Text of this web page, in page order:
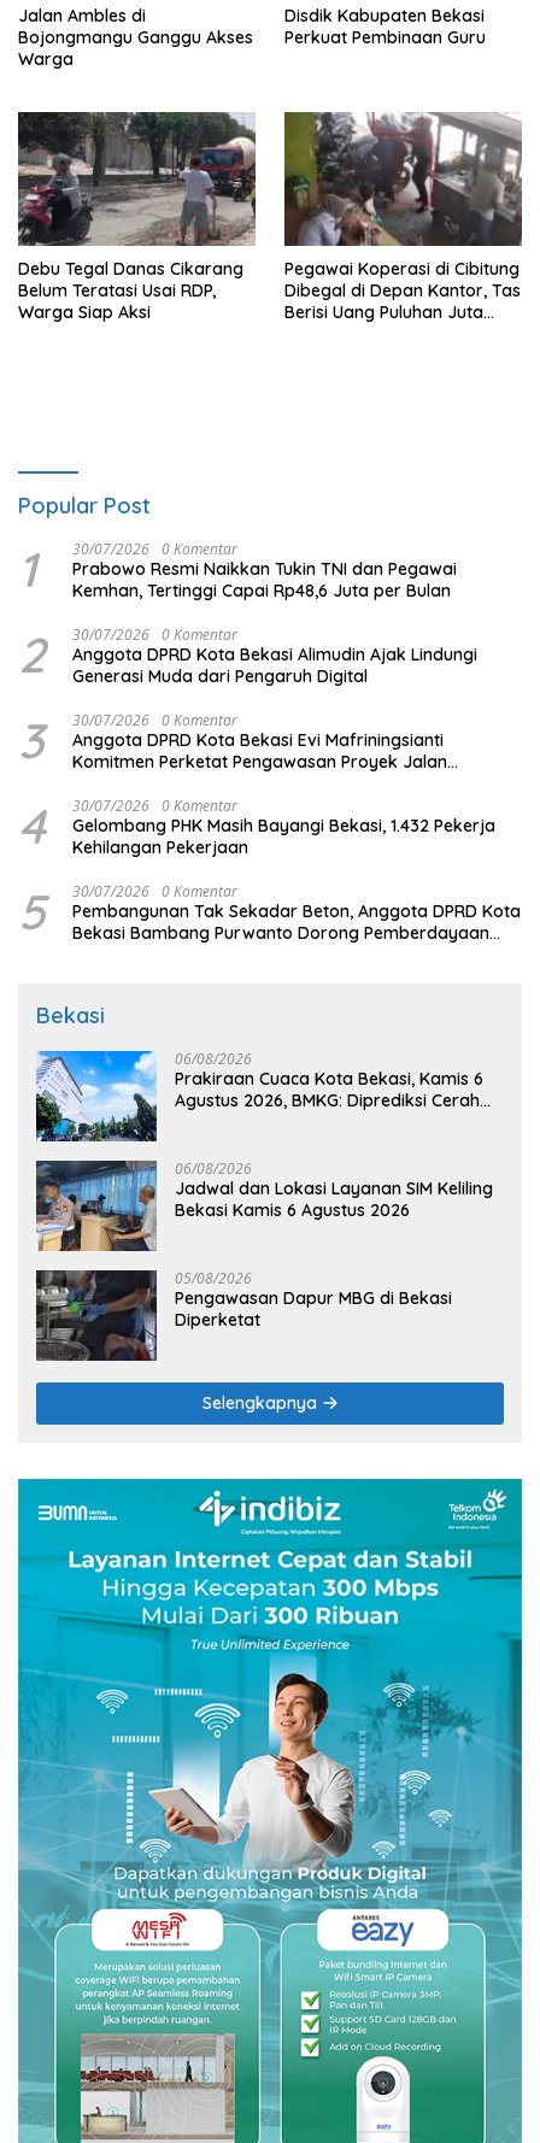
Jalan Ambles di
Bojongmangu Ganggu Akses
Warga
Disdik Kabupaten Bekasi
Perkuat Pembinaan Guru
Debu Tegal Danas Cikarang
Belum Teratasi Usai RDP,
Warga Siap Aksi
Pegawai Koperasi di Cibitung
Dibegal di Depan Kantor, Tas
Berisi Uang Puluhan Juta
Popular Post
1 30/07/2026 0 Komentar
Prabowo Resmi Naikkan Tukin TNI dan Pegawai
Kemhan, Tertinggi Capai Rp48,6 Juta per Bulan
2 30/07/2026 0 Komentar
Anggota DPRD Kota Bekasi Alimudin Ajak Lindungi
Generasi Muda dari Pengaruh Digital
3 30/07/2026 0 Komentar
Anggota DPRD Kota Bekasi Evi Mafriningsianti
Komitmen Perketat Pengawasan Proyek Jalan
4 30/07/2026 0 Komentar
Gelombang PHK Masih Bayangi Bekasi, 1.432 Pekerja
Kehilangan Pekerjaan
5 30/07/2026 0 Komentar
Pembangunan Tak Sekadar Beton, Anggota DPRD Kota
Bekasi Bambang Purwanto Dorong Pemberdayaan
Bekasi
06/08/2026
Prakiraan Cuaca Kota Bekasi, Kamis 6
Agustus 2026, BMKG: Diprediksi Cerah
06/08/2026
Jadwal dan Lokasi Layanan SIM Keliling
Bekasi Kamis 6 Agustus 2026
05/08/2026
Pengawasan Dapur MBG di Bekasi
Diperketat
Selengkapnya